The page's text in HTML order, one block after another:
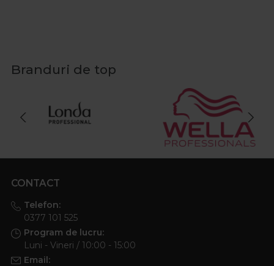
Branduri de top
CONTACT
Telefon:
0377 101 525
Program de lucru:
Luni - Vineri / 10:00 - 15:00
Email: